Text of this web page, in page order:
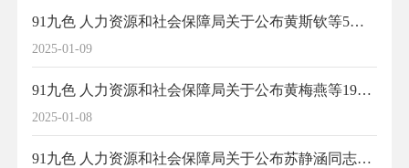
2025-01-09
91九色 人力资源和社会保障局关于公布黄斯钦等5位同志中等职业学校高级讲师职务任职资格的通知
2025-01-08
91九色 人力资源和社会保障局关于公布黄梅燕等19位同志土建专业工程师职务任职资格的通知
91九色 人力资源和社会保障局关于公布苏静涵同志公证员中级职务任职资格的通知